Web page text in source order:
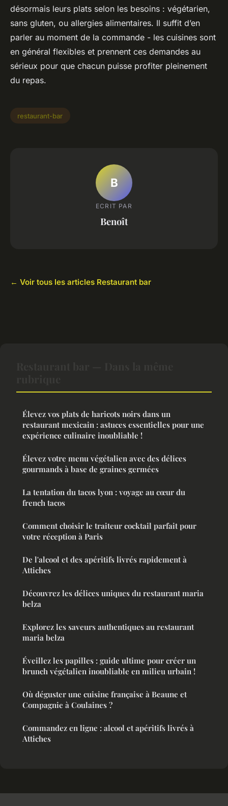
désormais leurs plats selon les besoins : végétarien,
sans gluten, ou allergies alimentaires. Il suffit d’en
parler au moment de la commande - les cuisines sont
en général flexibles et prennent ces demandes au
sérieux pour que chacun puisse profiter pleinement
du repas.
restaurant-bar
B
ECRIT PAR
Benoît
← Voir tous les articles Restaurant bar
Élevez vos plats de haricots noirs dans un
restaurant mexicain : astuces essentielles pour une
expérience culinaire inoubliable !
Élevez votre menu végétalien avec des délices
gourmands à base de graines germées
La tentation du tacos lyon : voyage au cœur du
french tacos
Comment choisir le traiteur cocktail parfait pour
votre réception à Paris
De l'alcool et des apéritifs livrés rapidement à
Attiches
Découvrez les délices uniques du restaurant maria
belza
Explorez les saveurs authentiques au restaurant
maria belza
Éveillez les papilles : guide ultime pour créer un
brunch végétalien inoubliable en milieu urbain !
Où déguster une cuisine française à Beaune et
Compagnie à Coulaines ?
Commandez en ligne : alcool et apéritifs livrés à
Attiches